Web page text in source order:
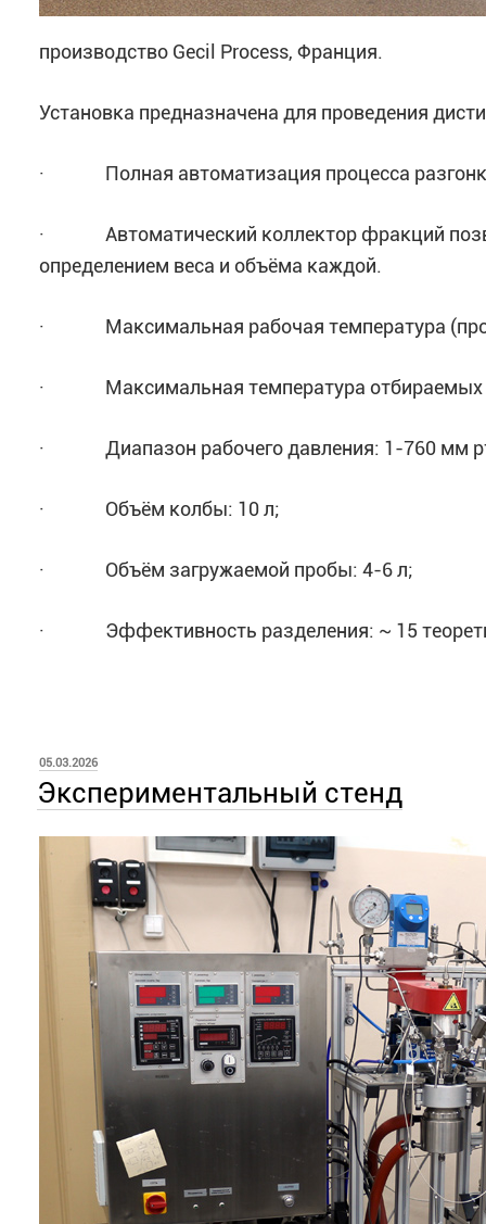
производство Gecil Process, Франция.
Установка предназначена для проведения
· Полная автоматизация процесса
· Автоматический коллектор фракций
определением веса и объёма каждой.
· Максимальная рабочая температура
· Максимальная температура отбираемых
· Диапазон рабочего давления: 1-760 мм
· Объём колбы: 10 л;
· Объём загружаемой пробы: 4-6 л;
· Эффективность разделения: ~ 15
ОПУБЛИКОВАНО
05.03.2026
Экспериментальный стенд